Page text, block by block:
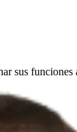
sus funciones